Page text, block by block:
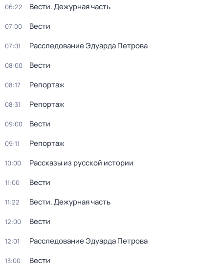
06:22 Вести. Дежурная часть
07:00 Вести
07:01 Расследование Эдуарда Петрова
08:00 Вести
08:17 Репортаж
08:31 Репортаж
09:00 Вести
09:11 Репортаж
10:00 Рассказы из русской истории
11:00 Вести
11:22 Вести. Дежурная часть
12:00 Вести
12:01 Расследование Эдуарда Петрова
13:00 Вести